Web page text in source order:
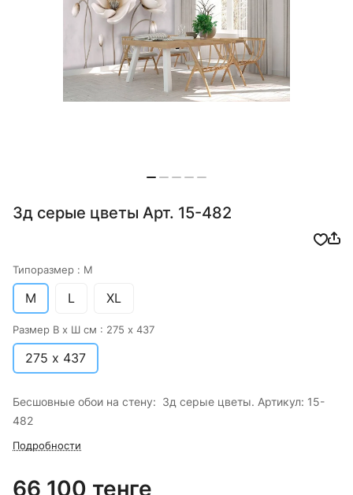
3д серые цветы Арт. 15-482
Типоразмер : M
M L XL
Размер В х Ш см : 275 х 437
275 х 437
Бесшовные обои на стену: 3д серые цветы. Артикул: 15-
482
Подробности
66 100 тенге